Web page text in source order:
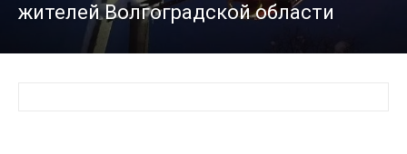
жителей Волгоградской области